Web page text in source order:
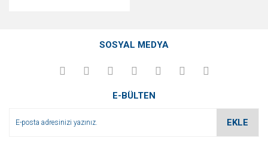
SOSYAL MEDYA
E-BÜLTEN
EKLE